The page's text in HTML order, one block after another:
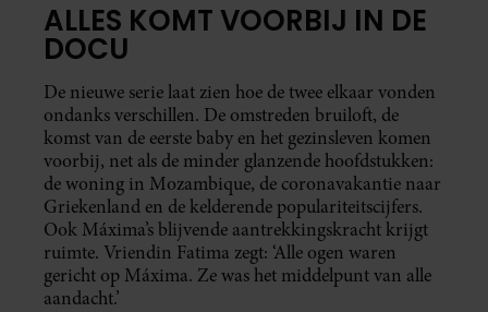
ALLES KOMT VOORBIJ IN DE
DOCU
De nieuwe serie laat zien hoe de twee elkaar vonden
ondanks verschillen. De omstreden bruiloft, de
komst van de eerste baby en het gezinsleven komen
voorbij, net als de minder glanzende hoofdstukken:
de woning in Mozambique, de coronavakantie naar
Griekenland en de kelderende populariteitscijfers.
Ook Máxima’s blijvende aantrekkingskracht krijgt
ruimte. Vriendin Fatima zegt: ‘Alle ogen waren
gericht op Máxima. Ze was het middelpunt van alle
aandacht.’